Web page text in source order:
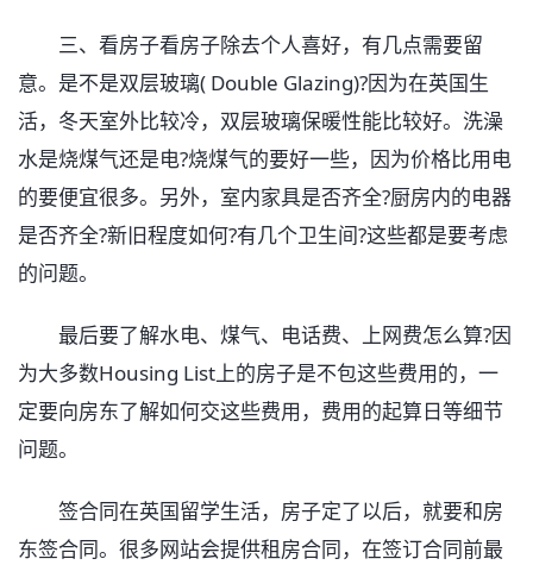
三、看房子看房子除去个人喜好，有几点需要留
意。是不是双层玻璃( Double Glazing)?因为在英国生
活，冬天室外比较冷，双层玻璃保暖性能比较好。洗澡
水是烧煤气还是电?烧煤气的要好一些，因为价格比用电
的要便宜很多。另外，室内家具是否齐全?厨房内的电器
是否齐全?新旧程度如何?有几个卫生间?这些都是要考虑
的问题。
最后要了解水电、煤气、电话费、上网费怎么算?因
为大多数Housing List上的房子是不包这些费用的，一
定要向房东了解如何交这些费用，费用的起算日等细节
问题。
签合同在英国留学生活，房子定了以后，就要和房
东签合同。很多网站会提供租房合同，在签订合同前最